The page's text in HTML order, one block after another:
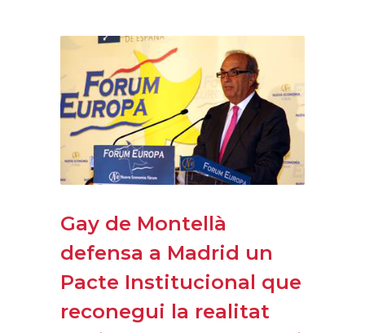
Gay de Montellà
defensa a Madrid un
Pacte Institucional que
reconegui la realitat